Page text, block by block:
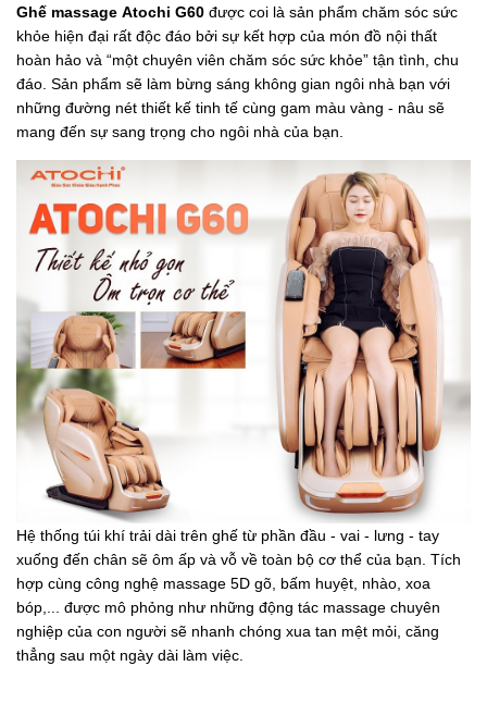
Ghế massage Atochi G60 được coi là sản phẩm chăm sóc sức
khỏe hiện đại rất độc đáo bởi sự kết hợp của món đồ nội thất
hoàn hảo và “một chuyên viên chăm sóc sức khỏe” tận tình, chu
đáo. Sản phẩm sẽ làm bừng sáng không gian ngôi nhà bạn với
những đường nét thiết kế tinh tế cùng gam màu vàng - nâu sẽ
mang đến sự sang trọng cho ngôi nhà của bạn.
Hệ thống túi khí trải dài trên ghế từ phần đầu - vai - lưng - tay
xuống đến chân sẽ ôm ấp và vỗ về toàn bộ cơ thể của bạn. Tích
hợp cùng công nghệ massage 5D gõ, bấm huyệt, nhào, xoa
bóp,... được mô phỏng như những động tác massage chuyên
nghiệp của con người sẽ nhanh chóng xua tan mệt mỏi, căng
thẳng sau một ngày dài làm việc.